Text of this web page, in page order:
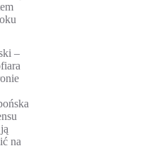
–
na